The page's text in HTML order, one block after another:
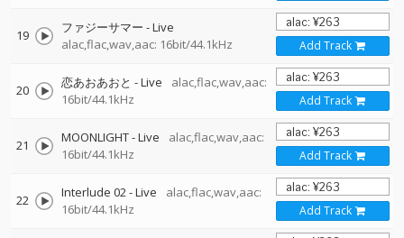
19
ファジーサマー - Live
alac,flac,wav,aac: 16bit/44.1kHz
Add Track
20 恋あおあおと - Live
alac,flac,wav,aac:
16bit/44.1kHz
Add Track
21 MOONLIGHT - Live
alac,flac,wav,aac:
16bit/44.1kHz
Add Track
22 Interlude 02 - Live
alac,flac,wav,aac:
16bit/44.1kHz
Add Track